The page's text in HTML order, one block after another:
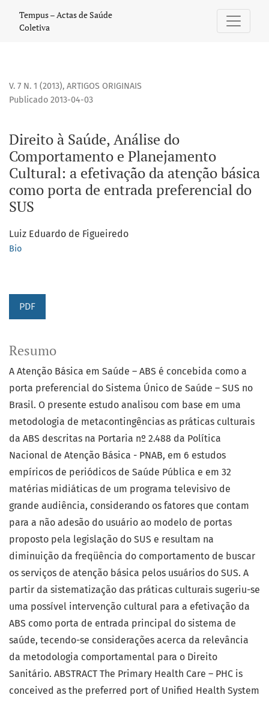
Direito à Saúde, Análise do Comportamento e
Tempus – Actas de Saúde
Coletiva
V. 7 N. 1 (2013), ARTIGOS ORIGINAIS
Direito à Saúde, Análise do
Comportamento e Planejamento
Cultural: a efetivação da atenção básica
como porta de entrada preferencial do
SUS
Publicado 2013-04-03
Luiz Eduardo de Figueiredo
Bio
PDF
Resumo
A Atenção Básica em Saúde – ABS é concebida como a
porta preferencial do Sistema Único de Saúde – SUS no
Brasil. O presente estudo analisou com base em uma
metodologia de metacontingências as práticas culturais
da ABS descritas na Portaria nº 2.488 da Política
Nacional de Atenção Básica - PNAB, em 6 estudos
empíricos de periódicos de Saúde Pública e em 32
matérias midiáticas de um programa televisivo de
grande audiência, considerando os fatores que contam
para a não adesão do usuário ao modelo de portas
proposto pela legislação do SUS e resultam na
diminuição da freqüência do comportamento de buscar
os serviços de atenção básica pelos usuários do SUS. A
partir da sistematização das práticas culturais sugeriu-se
uma possível intervenção cultural para a efetivação da
ABS como porta de entrada principal do sistema de
saúde, tecendo-se considerações acerca da relevância
da metodologia comportamental para o Direito
Sanitário. ABSTRACT The Primary Health Care – PHC is
conceived as the preferred port of Unified Health System